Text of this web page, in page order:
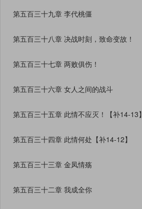
第五百三十九章 李代桃僵
第五百三十八章 决战时刻，致命变故！
第五百三十七章 两败俱伤！
第五百三十六章 女人之间的战斗
第五百三十五章 此情不应灭！【补14-13】
第五百三十四章 此情何处【补14-12】
第五百三十三章 金凤情殇
第五百三十二章 我成全你